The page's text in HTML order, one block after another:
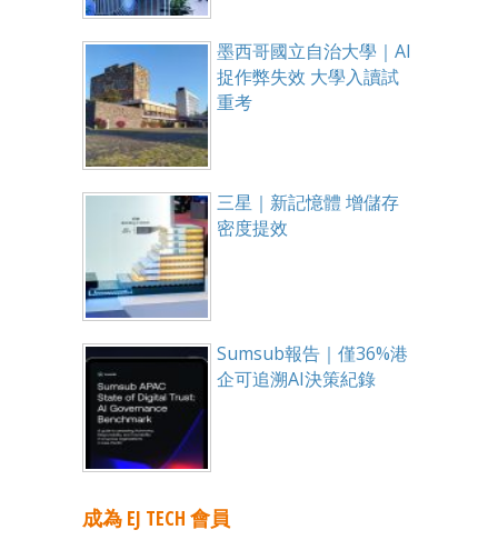
墨西哥國立自治大學｜AI
捉作弊失效 大學入讀試
重考
三星｜新記憶體 增儲存
密度提效
Sumsub報告｜僅36%港
企可追溯AI決策紀錄
成為 EJ TECH 會員